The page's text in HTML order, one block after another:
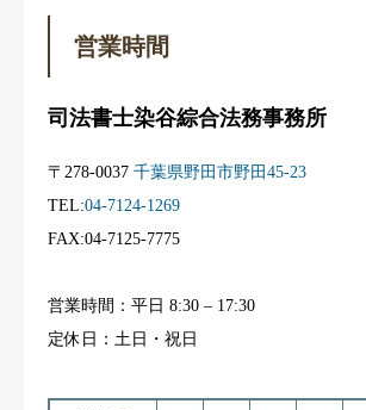
営業時間
司法書士染谷綜合法務事務所
〒278-0037 千葉県野田市野田45-23
TEL:04-7124-1269
FAX:04-7125-7775
営業時間：平日 8:30 – 17:30
定休日：土日・祝日